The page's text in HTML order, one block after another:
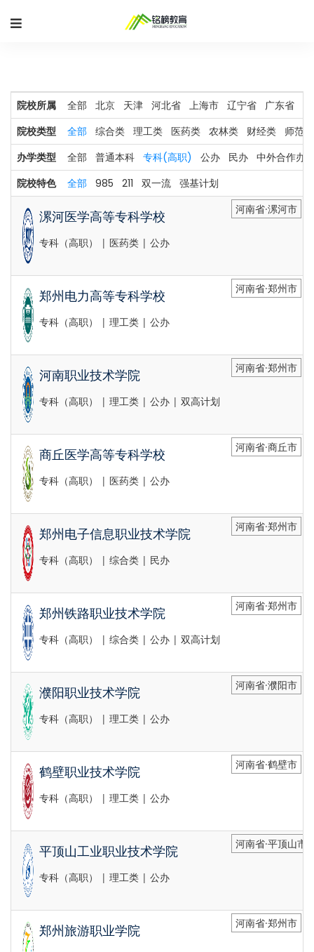
院校所属 全部 北京 天津 河北省 上海市 辽宁省 广东省
院校类型 全部 综合类 理工类 医药类 农林类 财经类 师范类
办学类型 全部 普通本科 专科(高职) 公办 民办 中外合作办
院校特色 全部 985 211 双一流 强基计划
漯河医学高等专科学校
专科（高职） | 医药类 | 公办
河南省·漯河市
郑州电力高等专科学校
专科（高职） | 理工类 | 公办
河南省·郑州市
河南职业技术学院
专科（高职） | 理工类 | 公办 | 双高计划
河南省·郑州市
商丘医学高等专科学校
专科（高职） | 医药类 | 公办
河南省·商丘市
郑州电子信息职业技术学院
专科（高职） | 综合类 | 民办
河南省·郑州市
郑州铁路职业技术学院
专科（高职） | 综合类 | 公办 | 双高计划
河南省·郑州市
濮阳职业技术学院
专科（高职） | 理工类 | 公办
河南省·濮阳市
鹤壁职业技术学院
专科（高职） | 理工类 | 公办
河南省·鹤壁市
平顶山工业职业技术学院
专科（高职） | 理工类 | 公办
河南省·平顶山市
郑州旅游职业学院 河南省·郑州市